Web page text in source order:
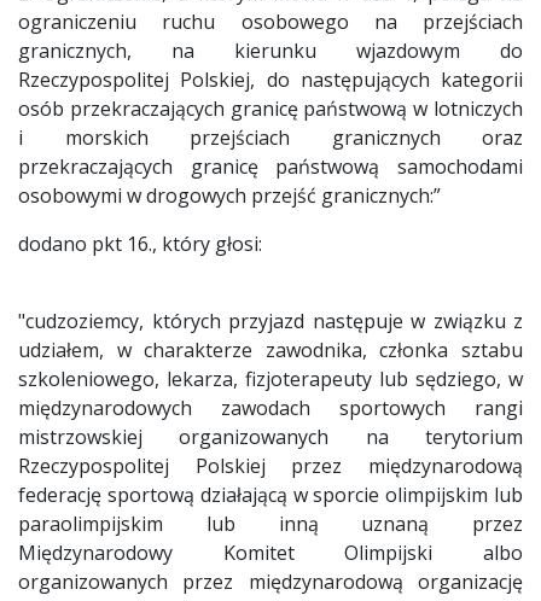
ograniczeniu ruchu osobowego na przejściach
granicznych, na kierunku wjazdowym do
Rzeczypospolitej Polskiej, do następujących kategorii
osób przekraczających granicę państwową w lotniczych
i morskich przejściach granicznych oraz
przekraczających granicę państwową samochodami
osobowymi w drogowych przejść granicznych:”
dodano pkt 16., który głosi:
"cudzoziemcy, których przyjazd następuje w związku z
udziałem, w charakterze zawodnika, członka sztabu
szkoleniowego, lekarza, fizjoterapeuty lub sędziego, w
międzynarodowych zawodach sportowych rangi
mistrzowskiej organizowanych na terytorium
Rzeczypospolitej Polskiej przez międzynarodową
federację sportową działającą w sporcie olimpijskim lub
paraolimpijskim lub inną uznaną przez
Międzynarodowy Komitet Olimpijski albo
organizowanych przez międzynarodową organizację